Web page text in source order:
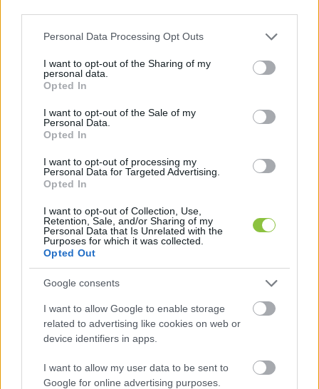
Please note that this website/app uses one or more Google
not limited to your visit or usage behaviour. You may click to
grant or deny consent to Google and its third-party tags to
use your data for below specified purposes in below Google
consent section.
Personal Data Processing Opt Outs
I want to opt-out of the Sharing of my
personal data.
Opted In
I want to opt-out of the Sale of my
Personal Data.
Opted In
I want to opt-out of processing my
Personal Data for Targeted Advertising.
Opted In
I want to opt-out of Collection, Use,
Retention, Sale, and/or Sharing of my
Personal Data that Is Unrelated with the
Purposes for which it was collected.
Opted Out
Google consents
I want to allow Google to enable storage
related to advertising like cookies on web or
device identifiers in apps.
I want to allow my user data to be sent to
Google for online advertising purposes.
Jó kapcsolatot ápolt a NER-elittel
a fiatal lányokat futtató
gyermekvédelmi szakember
(vélemény)
Állítólag az egész NER-elittel közeli és baráti kapcsolatot
aki egy javítóintézet igazgatójaként
Sárosi Péter
ITTHON